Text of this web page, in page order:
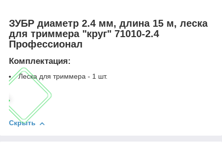
ЗУБР диаметр 2.4 мм, длина 15 м, леска
для триммера "круг" 71010-2.4
Профессионал
Комплектация:
Леска для триммера - 1 шт.
Скрыть